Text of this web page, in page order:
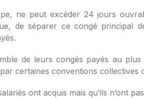
ne peut excéder 24 jours
de séparer ce congé principal
de leurs congés payés au
certaines conventions collectives
ont acquis mais qu’ils n’ont